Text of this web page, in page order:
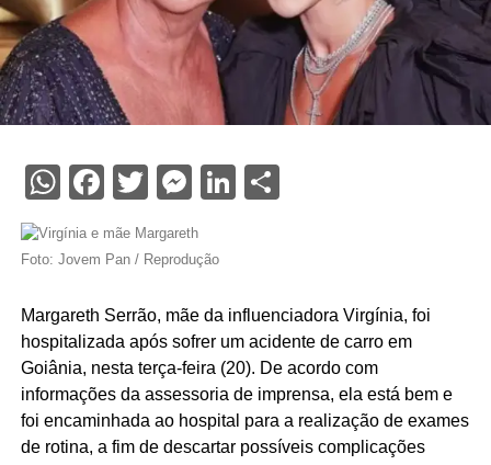
WhatsApp
Facebook
Twitter
Messenger
LinkedIn
Share
Foto: Jovem Pan / Reprodução
Margareth Serrão, mãe da influenciadora Virgínia, foi
hospitalizada após sofrer um acidente de carro em
Goiânia, nesta terça-feira (20). De acordo com
informações da assessoria de imprensa, ela está bem e
foi encaminhada ao hospital para a realização de exames
de rotina, a fim de descartar possíveis complicações